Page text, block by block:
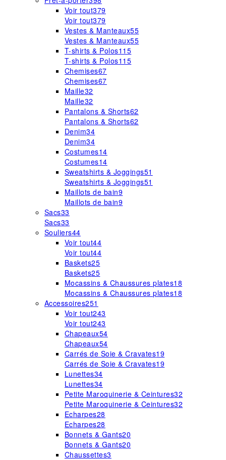
Voir tout379
Voir tout379
Vestes & Manteaux55
Vestes & Manteaux55
T-shirts & Polos115
T-shirts & Polos115
Chemises67
Chemises67
Maille32
Maille32
Pantalons & Shorts62
Pantalons & Shorts62
Denim34
Denim34
Costumes14
Costumes14
Sweatshirts & Joggings51
Sweatshirts & Joggings51
Maillots de bain9
Maillots de bain9
Sacs33
Sacs33
Souliers44
Voir tout44
Voir tout44
Baskets25
Baskets25
Mocassins & Chaussures plates18
Mocassins & Chaussures plates18
Accessoires251
Voir tout243
Voir tout243
Chapeaux54
Chapeaux54
Carrés de Soie & Cravates19
Carrés de Soie & Cravates19
Lunettes34
Lunettes34
Petite Maroquinerie & Ceintures32
Petite Maroquinerie & Ceintures32
Echarpes28
Echarpes28
Bonnets & Gants20
Bonnets & Gants20
Chaussettes3